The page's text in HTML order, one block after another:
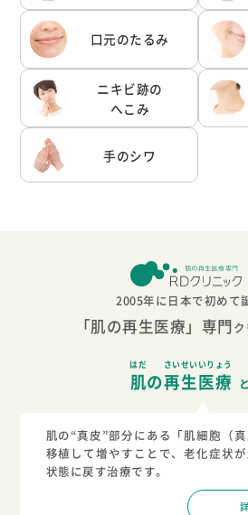
口元のたるみ
ニキビ跡の
へこみ
手のシワ
2005年に日本で初めて
「肌の再生医療」専門
肌
はだ
の再生医療
さいせいいりょう
肌の“真皮”部分にある「肌細胞（
移植して増やすことで、老化症状
状態に戻す治療です。